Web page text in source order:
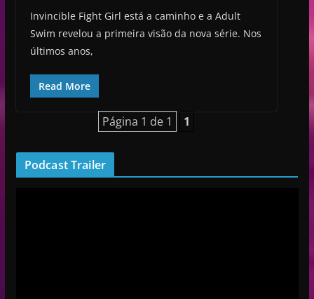
Invincible Fight Girl está a caminho e a Adult
Swim revelou a primeira visão da nova série. Nos
últimos anos,
Read More
Página 1 de 1 1
Podcast Trailer